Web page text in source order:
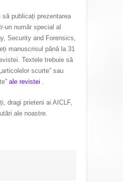
să publicați prezentarea
un număr special al
Security and Forensics,
manuscrisul până la 31
Textele trebuie să
scurte” sau
ale revistei .
dragi prieteni ai AICLF,
ale noastre.